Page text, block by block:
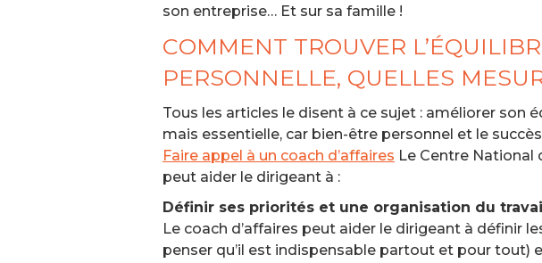
son entreprise… Et sur sa famille !
COMMENT TROUVER
PERSONNELLE, QUELLES
Tous les articles le disent à ce sujet : améliorer son
mais essentielle, car bien-être personnel et le
Faire appel à un coach d’affaires Le Centre National
peut aider le dirigeant à :
Définir ses priorités et une organisation du
Le coach d’affaires peut aider le dirigeant à définir
penser qu’il est indispensable partout et pour tout)